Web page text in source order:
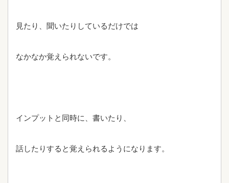
見たり、聞いたりしているだけでは
なかなか覚えられないです。
インプットと同時に、書いたり、
話したりすると覚えられるようになります。